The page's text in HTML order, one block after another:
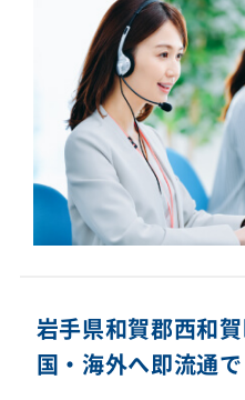
岩手県和賀郡西和
国・海外へ即流通